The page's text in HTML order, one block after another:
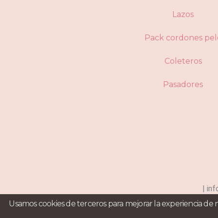
Lazos
Pack cordones
Coleteros
Pasadores
|
Usamos cookies de terceros para mejorar la experiencia